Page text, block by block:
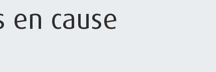
en cause